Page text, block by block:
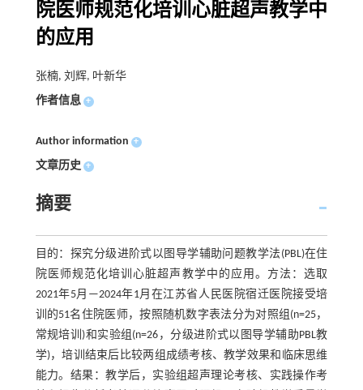
院医师规范化培训心脏超声教学中
的应用
张楠, 刘辉, 叶新华
作者信息 +
Author information +
文章历史 +
摘要
目的：探究分级进阶式以图导学辅助问题教学法(PBL)在住
院医师规范化培训心脏超声教学中的应用。方法：选取
2021年5月—2024年1月在江苏省人民医院宿迁医院接受培
训的51名住院医师，按照随机数字表法分为对照组(n=25，
常规培训)和实验组(n=26，分级进阶式以图导学辅助PBL教
学)，培训结束后比较两组成绩考核、教学效果和临床思维
能力。结果：教学后，实验组超声理论考核、实践操作考